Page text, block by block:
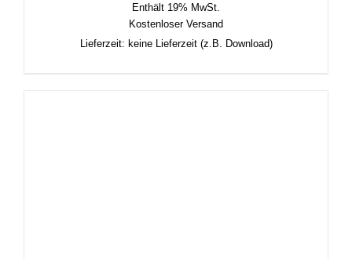
Enthält 19% MwSt.
Kostenloser Versand
Lieferzeit: keine Lieferzeit (z.B. Download)